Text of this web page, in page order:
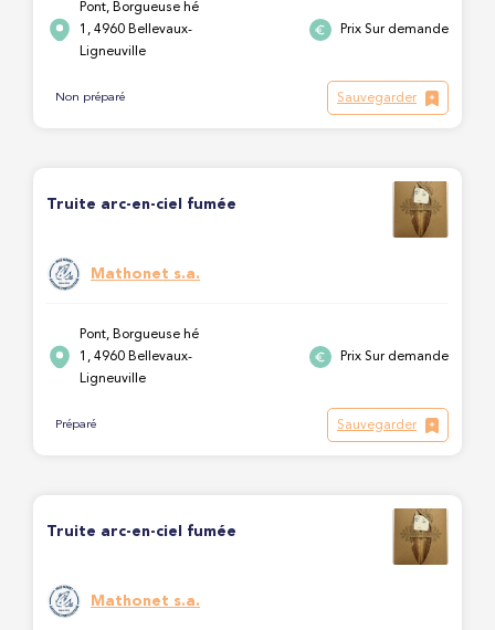
Pont, Borgueuse hé
1, 4960 Bellevaux-
Ligneuville
Prix Sur demande
Non préparé Sauvegarder
Truite arc-en-ciel fumée
Mathonet s.a.
Pont, Borgueuse hé
1, 4960 Bellevaux-
Ligneuville
Prix Sur demande
Préparé Sauvegarder
Truite arc-en-ciel fumée
Mathonet s.a.